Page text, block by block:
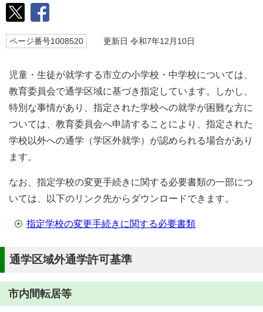
ページ番号1008520 更新日 令和7年12月10日
児童・生徒が就学する市立の小学校・中学校については、
教育委員会で通学区域に基づき指定しています。しかし、
特別な事情があり、指定された学校への就学が困難な方に
ついては、教育委員会へ申請することにより、指定された
学校以外への通学（学区外就学）が認められる場合があり
ます。
なお、指定学校の変更手続きに関する必要書類の一部につ
いては、以下のリンク先からダウンロードできます。
指定学校の変更手続きに関する必要書類
通学区域外通学許可基準
市内間転居等